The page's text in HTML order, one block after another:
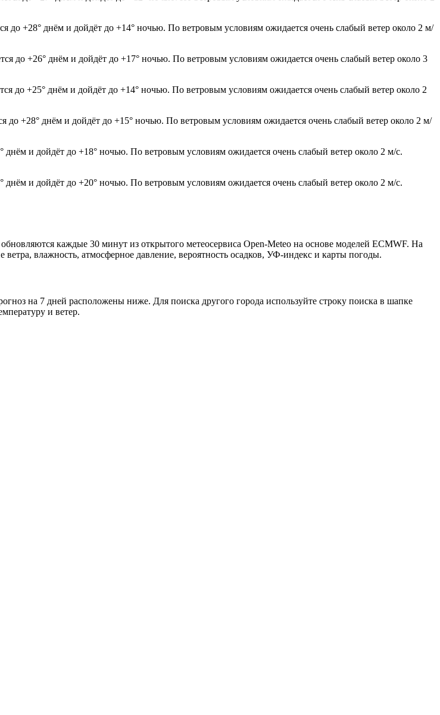
до +28° днём и дойдёт до +14° ночью. По ветровым условиям ожидается очень слабый ветер около 2 м/
до +26° днём и дойдёт до +17° ночью. По ветровым условиям ожидается очень слабый ветер около 3
до +25° днём и дойдёт до +14° ночью. По ветровым условиям ожидается очень слабый ветер около 2
до +28° днём и дойдёт до +15° ночью. По ветровым условиям ожидается очень слабый ветер около 2 м/
днём и дойдёт до +18° ночью. По ветровым условиям ожидается очень слабый ветер около 2 м/с.
днём и дойдёт до +20° ночью. По ветровым условиям ожидается очень слабый ветер около 2 м/с.
каждые 30 минут из открытого метеосервиса Open-Meteo на основе моделей ECMWF. На
влажность, атмосферное давление, вероятность осадков, УФ-индекс и карты погоды.
на 7 дней расположены ниже. Для поиска другого города используйте строку поиска в шапке
и ветер.